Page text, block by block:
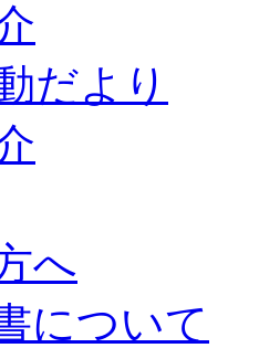
だより
へ
について